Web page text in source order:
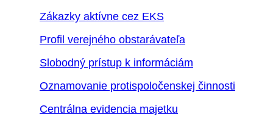
Zákazky aktívne cez EKS
Profil verejného obstarávateľa
Slobodný prístup k informáciám
Oznamovanie protispoločenskej činnosti
Centrálna evidencia majetku